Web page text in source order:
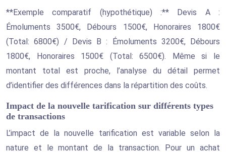
**Exemple comparatif (hypothétique) :** Devis A :
Émoluments 3500€, Débours 1500€, Honoraires 1800€
(Total: 6800€) / Devis B : Émoluments 3200€, Débours
1800€, Honoraires 1500€ (Total: 6500€). Même si le
montant total est proche, l’analyse du détail permet
d’identifier des différences dans la répartition des coûts.
Impact de la nouvelle tarification sur différents types
de transactions
L’impact de la nouvelle tarification est variable selon la
nature et le montant de la transaction. Pour un achat